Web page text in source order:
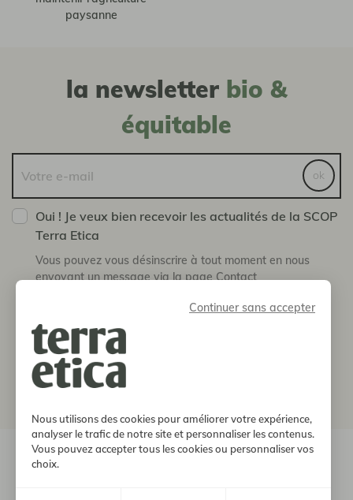
Continuer sans accepter
Nous utilisons des cookies pour améliorer votre expérience,
analyser le trafic de notre site et personnaliser les contenus.
Vous pouvez accepter tous les cookies ou personnaliser vos
choix.
paysanne
la newsletter bio &
équitable
Oui ! Je veux bien recevoir les actualités de la SCOP
Terra Etica
Vous pouvez vous désinscrire à tout moment en nous
envoyant un message via la page Contact
ok
boutique
notre histoire
© 2026, Terra Etica. Tous droits réservés